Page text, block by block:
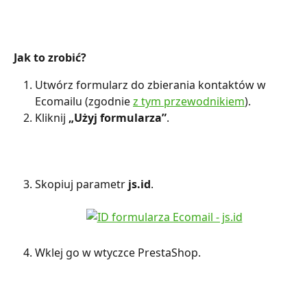
Jak to zrobić?
Utwórz formularz do zbierania kontaktów w
Ecomailu (zgodnie z tym przewodnikiem).
Kliknij „Użyj formularza”.
Skopiuj parametr js.id.
Wklej go w wtyczce PrestaShop.